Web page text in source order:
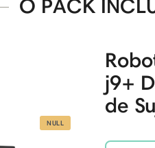
O PACK
NULL
j9+
de